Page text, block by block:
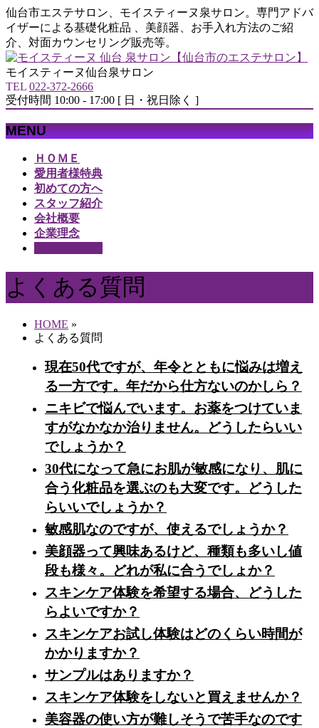
仙台市エステサロン、モイスティーヌ泉サロン。専門アドバ
イザーによる基礎化粧品 、美顔器、お手入れ方法のご紹
介、対面カウンセリング販売等。
モイスティーヌ仙台泉サロン
TEL 022-372-2666
受付時間 10:00 - 17:00 [ 日・祝日除く ]
MENU
ＨＯＭＥ
愛用者様特典
初めての方へ
スタッフ紹介
会社概要
企業理念
よくある質問
HOME »
よくある質問
現在50代ですが、年令とともに悩みは増え
る一方です。年だから仕方ないのかしら？
ニキビで悩んでいます。お薬をつけていま
すがなかなか治りません。どうしたらいい
でしょうか？
30代になって急にお肌が敏感になり、肌に
合う化粧品を選ぶのも大変です。どうした
らいいでしょうか？
敏感肌なのですが、使えるでしょうか？
美顔器って興味あるけど、種類も多いし値
段も様々。どれが私に合うでしょか？
スキンケア体験を希望する場合、どうした
らよいですか？
スキンケアお試し体験はどのくらい時間が
かかりますか？
サンプルはありますか？
スキンケア体験をしないと買えませんか？
美容器の使い方が難しそうで苦手なのです